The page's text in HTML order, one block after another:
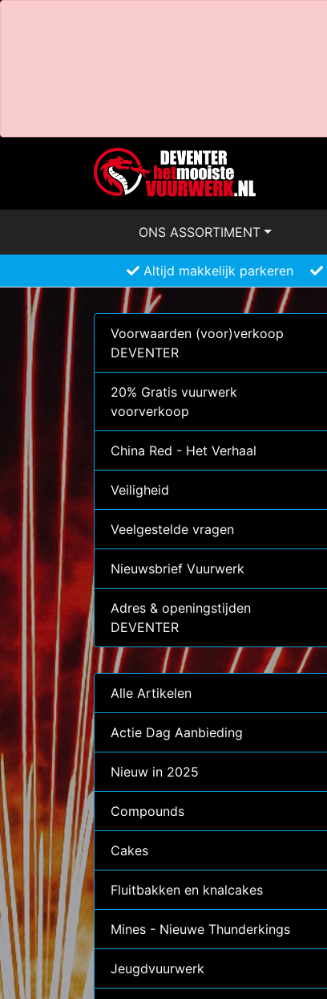
ONS ASSORTIMENT
Altijd makkelijk parkeren
Voorwaarden (voor)verkoop
DEVENTER
20% Gratis vuurwerk
voorverkoop
China Red - Het Verhaal
Veiligheid
Veelgestelde vragen
Nieuwsbrief Vuurwerk
Adres & openingstijden
DEVENTER
Alle Artikelen
Actie Dag Aanbieding
Nieuw in 2025
Compounds
Cakes
Fluitbakken en knalcakes
Mines - Nieuwe Thunderkings
Jeugdvuurwerk